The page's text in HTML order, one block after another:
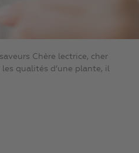
Chère lectrice, cher
qualités d’une plante, il